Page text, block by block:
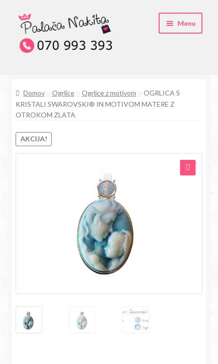
Skip
to
navigation
Skip
to
content
Menu
Pogosta vprašanja
Kontakt
Trgovina
Domov Ogrlice Ogrlice z motivom
OGRLICA S
KRISTALI SWAROVSKI® IN MOTIVOM MATERE Z
OTROKOM ZLATA
AKCIJA!